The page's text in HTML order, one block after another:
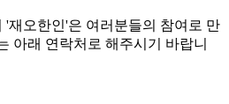
'재오한인'은 여러분들의 참여로 만
아래 연락처로 해주시기 바랍니